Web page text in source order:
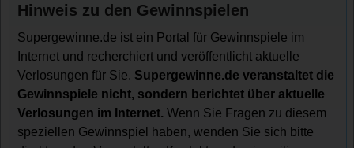
Hinweis zu den Gewinnspielen
Supergewinne.de ist ein Portal für Gewinnspiele im
Internet und recherchiert und veröffentlicht aktuelle
Verlosungen für Sie. Supergewinne.de veranstaltet die
Gewinnspiele nicht, sondern berichtet über aktuelle
Verlosungen im Internet. Wenn Sie Fragen zu diesem
speziellen Gewinnspiel haben, wenden Sie sich bitte